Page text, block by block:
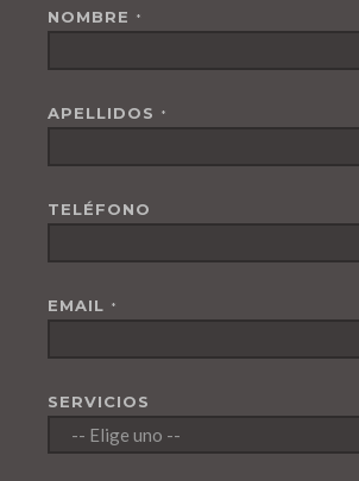
NOMBRE *
APELLIDOS *
TELÉFONO
EMAIL *
SERVICIOS